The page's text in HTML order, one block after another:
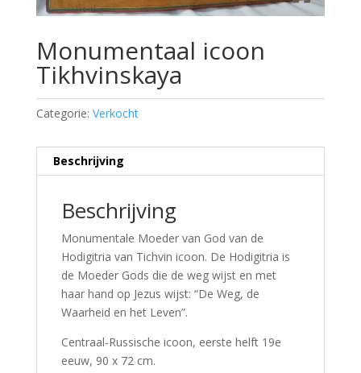
Monumentaal icoon
Tikhvinskaya
Categorie: Verkocht
Beschrijving
Beschrijving
Monumentale Moeder van God van de
Hodigitria van Tichvin icoon. De Hodigitria is
de Moeder Gods die de weg wijst en met
haar hand op Jezus wijst: “De Weg, de
Waarheid en het Leven”.
Centraal-Russische icoon, eerste helft 19e
eeuw, 90 x 72 cm.